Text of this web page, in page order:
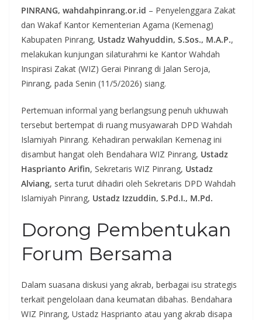
PINRANG, wahdahpinrang.or.id – Penyelenggara Zakat
dan Wakaf Kantor Kementerian Agama (Kemenag)
Kabupaten Pinrang, Ustadz Wahyuddin, S.Sos., M.A.P.,
melakukan kunjungan silaturahmi ke Kantor Wahdah
Inspirasi Zakat (WIZ) Gerai Pinrang di Jalan Seroja,
Pinrang, pada Senin (11/5/2026) siang.
Pertemuan informal yang berlangsung penuh ukhuwah
tersebut bertempat di ruang musyawarah DPD Wahdah
Islamiyah Pinrang. Kehadiran perwakilan Kemenag ini
disambut hangat oleh Bendahara WIZ Pinrang, Ustadz
Hasprianto Arifin, Sekretaris WIZ Pinrang, Ustadz
Alviang, serta turut dihadiri oleh Sekretaris DPD Wahdah
Islamiyah Pinrang, Ustadz Izzuddin, S.Pd.I., M.Pd.
Dorong Pembentukan
Forum Bersama
Dalam suasana diskusi yang akrab, berbagai isu strategis
terkait pengelolaan dana keumatan dibahas. Bendahara
WIZ Pinrang, Ustadz Hasprianto atau yang akrab disapa